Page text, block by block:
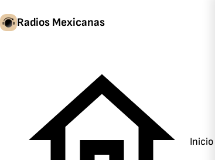
Radios Mexicanas
Inicio